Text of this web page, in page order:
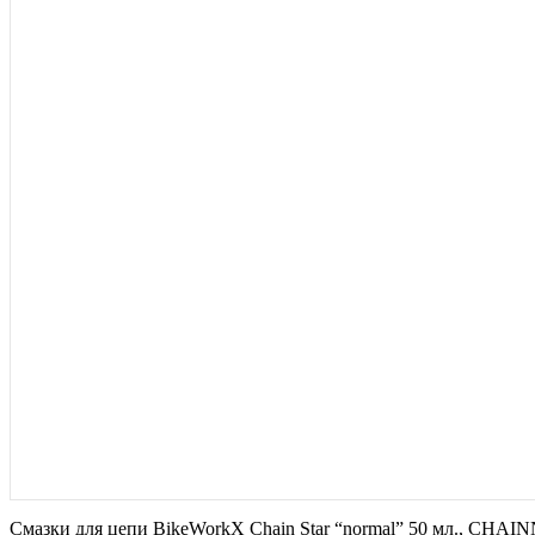
Смазки для цепи BikeWorkX Chain Star “normal” 50 мл.,